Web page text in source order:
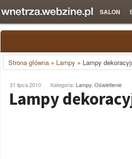
SALON
Strona główna » Lampy » Lampy
31 lipca 2010 Kategoria: Lampy Oświetlenie
Lampy